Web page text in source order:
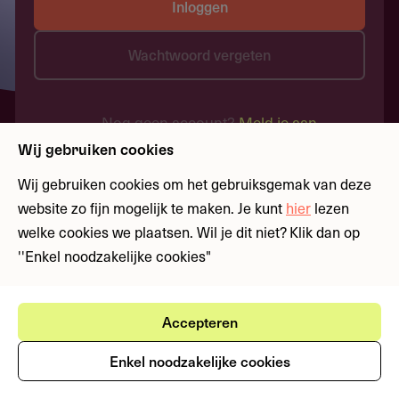
Inloggen
Wachtwoord vergeten
Nog geen account?Meld je aan
Wij gebruiken cookies
Wij gebruiken cookies om het gebruiksgemak van deze
website zo fijn mogelijk te maken. Je kunt hier lezen
welke cookies we plaatsen. Wil je dit niet? Klik dan op
''Enkel noodzakelijke cookies"
Accepteren
Enkel noodzakelijke cookies